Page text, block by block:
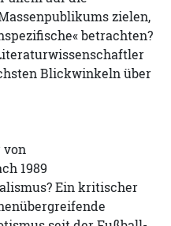
zielen,
betrachten?
Blickwinkeln über
von
1989
Ein kritischer